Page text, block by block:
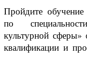
Пройдите
по
культурной сферы»
квалификации и